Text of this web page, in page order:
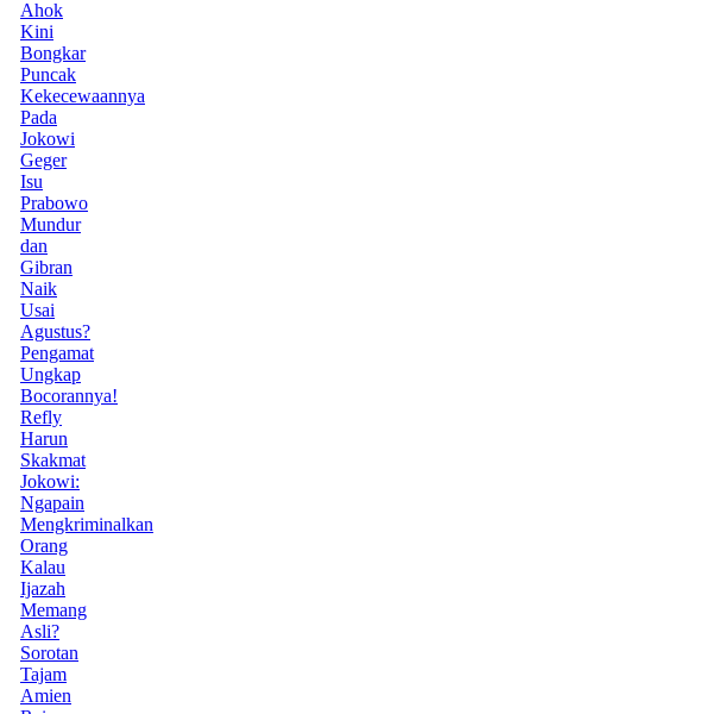
Ahok
Kini
Bongkar
Puncak
Kekecewaannya
Pada
Jokowi
Geger
Isu
Prabowo
Mundur
dan
Gibran
Naik
Usai
Agustus?
Pengamat
Ungkap
Bocorannya!
Refly
Harun
Skakmat
Jokowi:
Ngapain
Mengkriminalkan
Orang
Kalau
Ijazah
Memang
Asli?
Sorotan
Tajam
Amien